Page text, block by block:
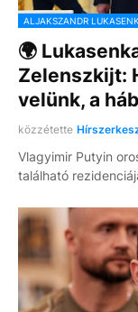
ALJAKSZANDR
🌍
Zelenszkijt:
velünk, a
közzétette
Vlagyimir Putyin
található